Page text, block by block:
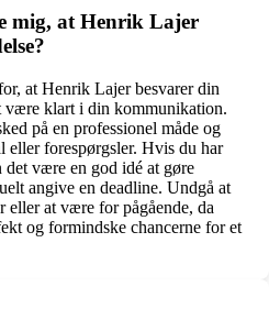
mig, at Henrik Lajer
at Henrik Lajer besvarer din
være klart i din kommunikation.
på en professionel måde og
forespørgsler. Hvis du har
være en god idé at gøre
angive en deadline. Undgå at
eller at være for pågående, da
og formindske chancerne for et